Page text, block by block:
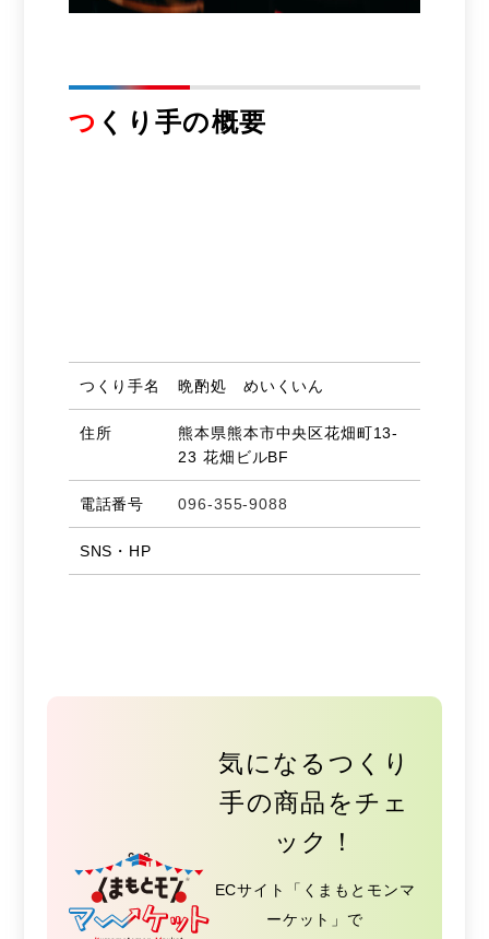
つ くり手の概要
つくり手名 晩酌処 めいくいん
住所
熊本県熊本市中央区花畑町13-
23 花畑ビルBF
電話番号 096-355-9088
SNS・HP
気になるつくり
手の商品をチェ
ック！
ECサイト「くまもとモンマ
ーケット」で